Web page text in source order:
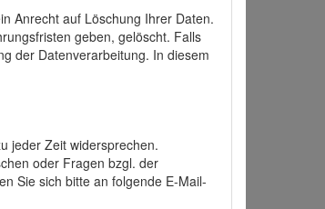
Anrecht auf Löschung Ihrer Daten.
geben, gelöscht. Falls
der Datenverarbeitung. In diesem
jeder Zeit widersprechen.
oder Fragen bzgl. der
Sie sich bitte an folgende E-Mail-